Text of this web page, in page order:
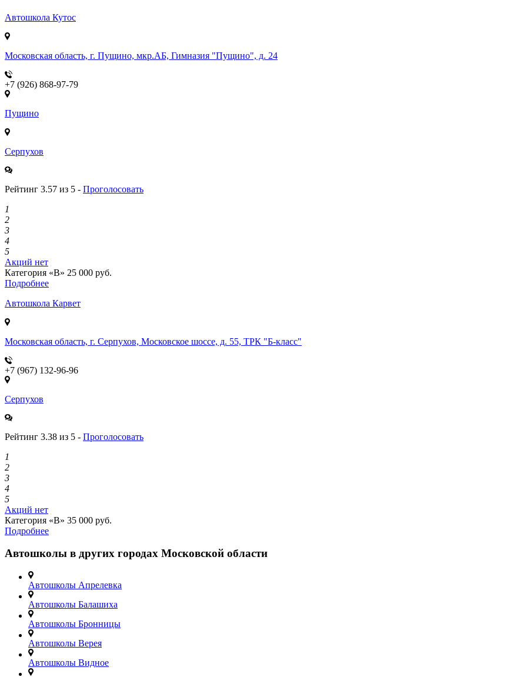
Автошкола Кутос
Московская область, г. Пущино, мкр.АБ, Гимназия "Пущино", д. 24
+7 (926) 868-97-79
Пущино
Серпухов
Рейтинг 3.57 из 5 - Проголосовать
1
2
3
4
5
Акций нет
Категория «B» 25 000 руб.
Подробнее
Автошкола Карвет
Московская область, г. Серпухов, Московское шоссе, д. 55, ТРК "Б-класс"
+7 (967) 132-96-96
Серпухов
Рейтинг 3.38 из 5 - Проголосовать
1
2
3
4
5
Акций нет
Категория «B» 35 000 руб.
Подробнее
Автошколы в других городах Московской области
Автошколы Апрелевка
Автошколы Балашиха
Автошколы Бронницы
Автошколы Верея
Автошколы Видное